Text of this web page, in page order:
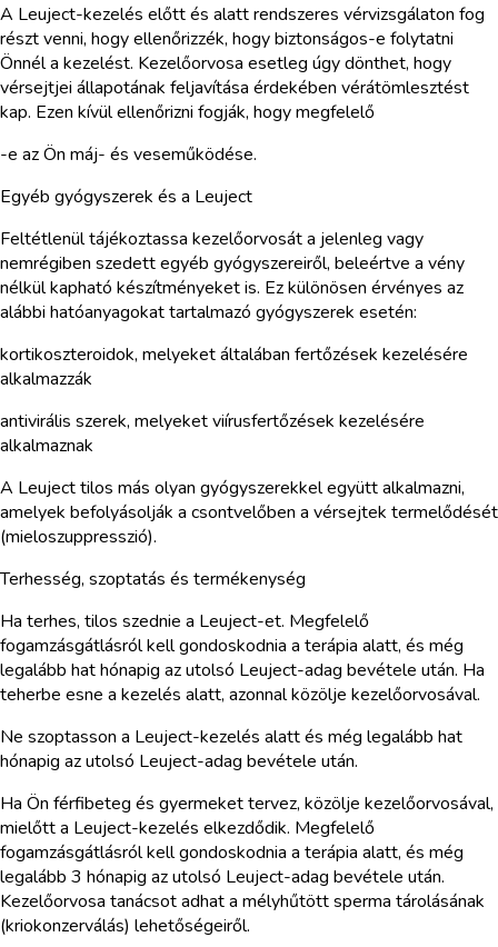
A Leuject-kezelés előtt és alatt rendszeres vérvizsgálaton fog
részt venni, hogy ellenőrizzék, hogy biztonságos-e folytatni
Önnél a kezelést. Kezelőorvosa esetleg úgy dönthet, hogy
vérsejtjei állapotának feljavítása érdekében vérátömlesztést
kap. Ezen kívül ellenőrizni fogják, hogy megfelelő
-e az Ön máj- és veseműködése.
Egyéb gyógyszerek és a Leuject
Feltétlenül tájékoztassa kezelőorvosát a jelenleg vagy
nemrégiben szedett egyéb gyógyszereiről, beleértve a vény
nélkül kapható készítményeket is. Ez különösen érvényes az
alábbi hatóanyagokat tartalmazó gyógyszerek esetén:
kortikoszteroidok, melyeket általában fertőzések kezelésére
alkalmazzák
antivirális szerek, melyeket viírusfertőzések kezelésére
alkalmaznak
A Leuject tilos más olyan gyógyszerekkel együtt alkalmazni,
amelyek befolyásolják a csontvelőben a vérsejtek termelődését
(mieloszuppresszió).
Terhesség, szoptatás és termékenység
Ha terhes, tilos szednie a Leuject-et. Megfelelő
fogamzásgátlásról kell gondoskodnia a terápia alatt, és még
legalább hat hónapig az utolsó Leuject-adag bevétele után. Ha
teherbe esne a kezelés alatt, azonnal közölje kezelőorvosával.
Ne szoptasson a Leuject-kezelés alatt és még legalább hat
hónapig az utolsó Leuject-adag bevétele után.
Ha Ön férfibeteg és gyermeket tervez, közölje kezelőorvosával,
mielőtt a Leuject-kezelés elkezdődik. Megfelelő
fogamzásgátlásról kell gondoskodnia a terápia alatt, és még
legalább 3 hónapig az utolsó Leuject-adag bevétele után.
Kezelőorvosa tanácsot adhat a mélyhűtött sperma tárolásának
(kriokonzerválás) lehetőségeiről.